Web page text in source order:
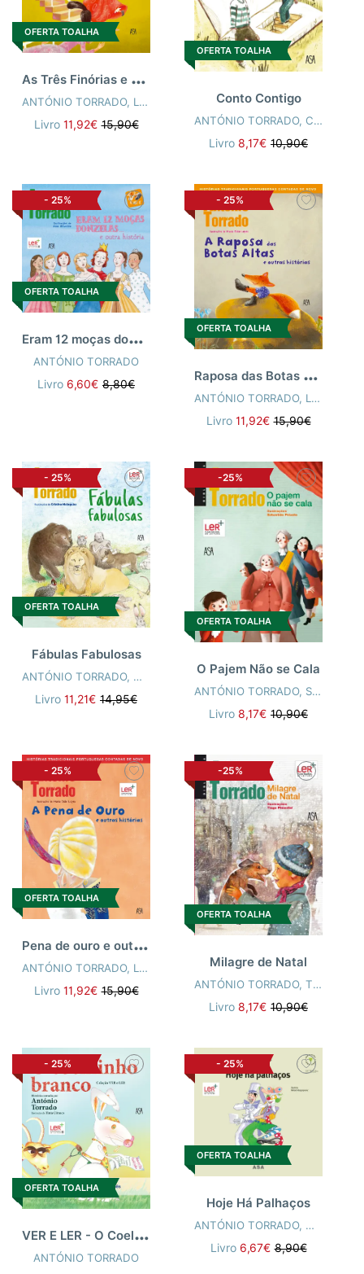
OFERTA TOALHA
A
s Três Finórias e outras Histórias
ANTÓNIO TORRADO, LOPES, MARIA JOAO (ILUST)
Livro 11,92€ 15,90€
OFERTA TOALHA
Conto Contigo
ANTÓNIO TORRADO, CÁTIA VIDINHAS
Livro 8,17€ 10,90€
- 25%
OFERTA TOALHA
E
ram 12 moças donzelas... e outra histór
ANTÓNIO TORRADO
Livro 6,60€ 8,80€
- 25%
OFERTA TOALHA
R
aposa das Botas Altas e outras História
ANTÓNIO TORRADO, LOPES, MARIA JOAO (ILUST)
Livro 11,92€ 15,90€
- 25%
OFERTA TOALHA
Fábulas Fabulosas
ANTÓNIO TORRADO, MARIA CRISTINA MALAQUIAS
Livro 11,21€ 14,95€
-25%
OFERTA TOALHA
O Pajem Não se Cala
ANTÓNIO TORRADO, SEBASTIÃO PEIXOTO
Livro 8,17€ 10,90€
- 25%
OFERTA TOALHA
P
ena de ouro e outras histórias
ANTÓNIO TORRADO, LOPES, MARIA JOAO (ILUST)
Livro 11,92€ 15,90€
-25%
OFERTA TOALHA
Milagre de Natal
ANTÓNIO TORRADO, TIAGO PIMENTEL DOS SANTOS
Livro 8,17€ 10,90€
- 25%
OFERTA TOALHA
V
ER E LER - O Coelhinho Branco
ANTÓNIO TORRADO
- 25%
OFERTA TOALHA
Hoje Há Palhaços
ANTÓNIO TORRADO, MARIA
Livro 6,67€ 8,90€